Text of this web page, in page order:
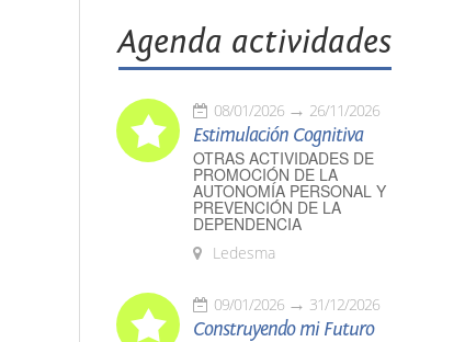
Agenda actividades
08/01/2026 26/11/2026
Estimulación Cognitiva
OTRAS ACTIVIDADES DE
PROMOCIÓN DE LA
AUTONOMÍA PERSONAL Y
PREVENCIÓN DE LA
DEPENDENCIA
Ledesma
09/01/2026 31/12/2026
Construyendo mi Futuro